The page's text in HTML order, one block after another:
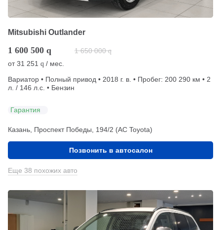
Mitsubishi Outlander
1 600 500 q 1 650 000 q
от31 251 q / мес.
Вариатор • Полный привод • 2018 г. в. • Пробег: 200 290 км • 2
л. / 146 л.с. • Бензин
Гарантия
Казань, Проспект Победы, 194/2 (АС Toyota)
Позвонить в автосалон
Еще 38 похожих авто